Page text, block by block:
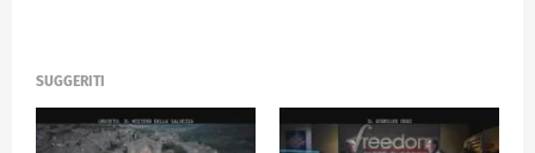
SUGGERITI